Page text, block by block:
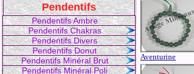
Pendentifs
Pendentifs Ambre
Pendentifs Chakras
Pendentifs Divers
Pendentifs Donut
Pendentifs Minéral Brut
Pendentifs Minéral Poli
Aventurine